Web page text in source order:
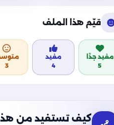
قيّم هذا الملف
مفيد جدًا
5
مفيد
4
3
كيف تستفيد من